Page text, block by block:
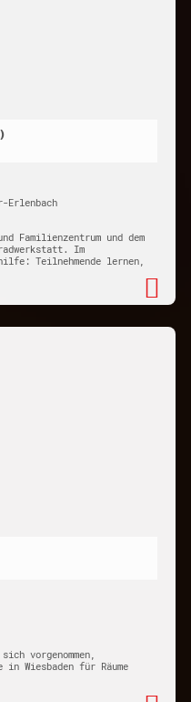
Erlenbach
Familienzentrum und dem
Im
Teilnehmende lernen,
vorgenommen,
in Wiesbaden für Räume